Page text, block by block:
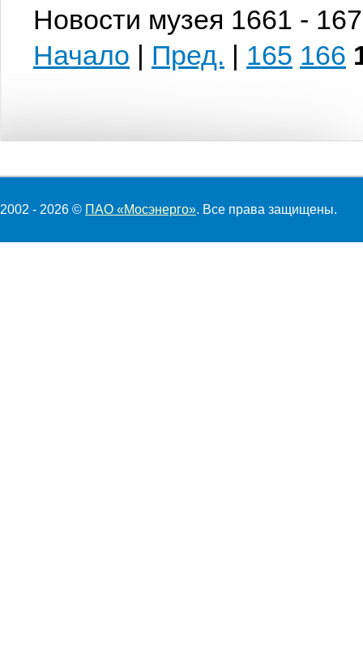
Новости музея 1661 -
Начало | Пред. | 165 166
2002 - 2026 © ПАО «Мосэнерго». Все права защищены.